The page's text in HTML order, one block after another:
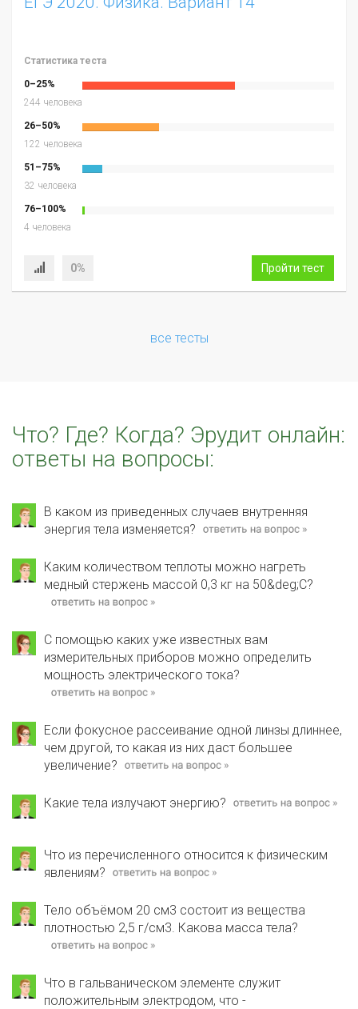
Статистика теста
0–25%
244 человека
26–50%
122 человека
51–75%
32 человека
76–100%
4 человека
0% Пройти тест
все тесты
Что? Где? Когда? Эрудит онлайн:
ответы на вопросы:
В каком из приведенных случаев внутренняя
энергия тела изменяется?
Каким количеством теплоты можно нагреть
медный стержень массой 0,3 кг на 50&deg;С?
С помощью каких уже известных вам
измерительных приборов можно определить
мощность электрического тока?
Если фокусное рассеивание одной линзы длиннее,
чем другой, то какая из них даст большее
увеличение?
Какие тела излучают энергию?
Что из перечисленного относится к физическим
явлениям?
Тело объёмом 20 см3 состоит из вещества
плотностью 2,5 г/см3. Какова масса тела?
Что в гальваническом элементе служит
положительным электродом, что -